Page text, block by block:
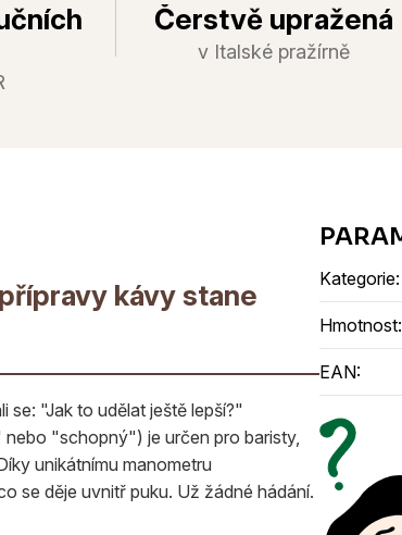
Čerstvě upražená
v Italské pražírně
kávy stane
se: "Jak to udělat ještě lepší?"
"schopný") je určen pro baristy,
unikátnímu manometru
se děje uvnitř puku. Už žádné hádání.
Kategorie:
Hmotnost:
EAN: